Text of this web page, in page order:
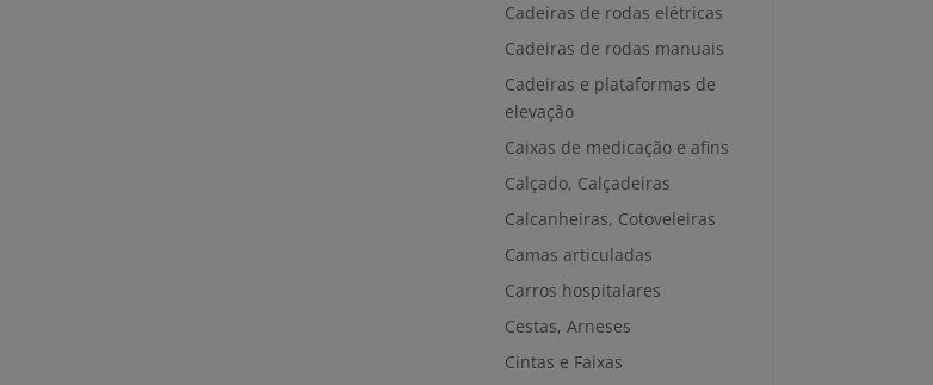
Cadeiras de rodas elétricas
Cadeiras de rodas manuais
Cadeiras e plataformas de
elevação
Caixas de medicação e afins
Calçado, Calçadeiras
Calcanheiras, Cotoveleiras
Camas articuladas
Carros hospitalares
Cestas, Arneses
Cintas e Faixas